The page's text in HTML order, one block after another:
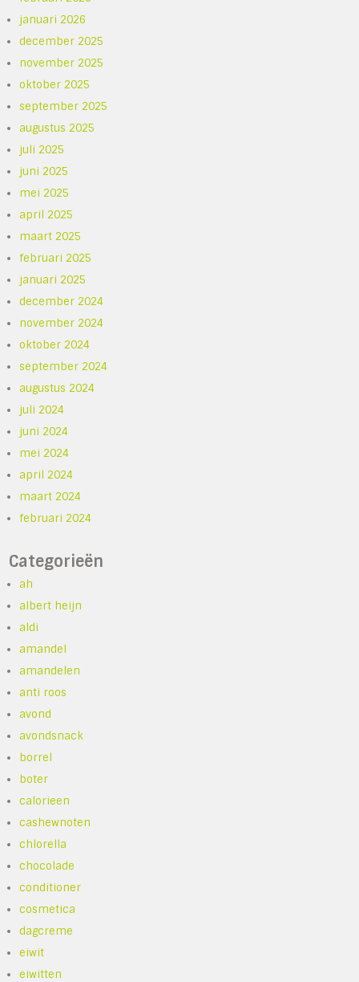
januari 2026
december 2025
november 2025
oktober 2025
september 2025
augustus 2025
juli 2025
juni 2025
mei 2025
april 2025
maart 2025
februari 2025
januari 2025
december 2024
november 2024
oktober 2024
september 2024
augustus 2024
juli 2024
juni 2024
mei 2024
april 2024
maart 2024
februari 2024
Categorieën
ah
albert heijn
aldi
amandel
amandelen
anti roos
avond
avondsnack
borrel
boter
calorieen
cashewnoten
chlorella
chocolade
conditioner
cosmetica
dagcreme
eiwit
eiwitten